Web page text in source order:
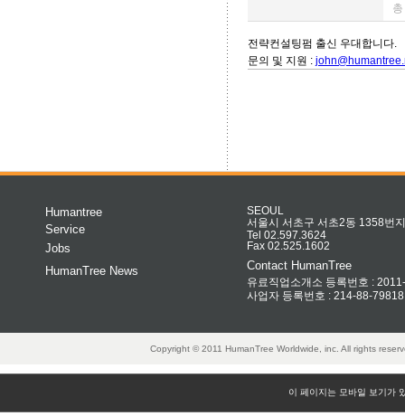
전략컨설팅펌 출신 우대합니다.
문의 및 지원 :
Humantree
Service
Jobs
HumanTree News
SEOUL
서울시 서초구 서초2동 1358번
Tel 02.597.3624
Fax 02.525.1602
Contact HumanTree
유료직업소개소 등록번호 :
사업자 등록번호 : 214-88-79818
Copyright © 2011 HumanTree Worldwide, inc. All rights
이 페이지는 모바일 보기가